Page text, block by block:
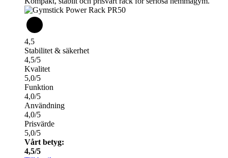
4,5
Stabilitet & säkerhet
4,5/5
Kvalitet
5,0/5
Funktion
4,0/5
Användning
4,0/5
Prisvärde
5,0/5
Vårt betyg:
4,5/5